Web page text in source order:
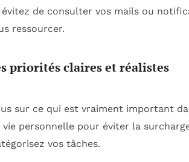
de consulter vos mails ou
ressourcer.
priorités claires et réalistes
sur ce qui est vraiment important
personnelle pour éviter la
vos tâches.